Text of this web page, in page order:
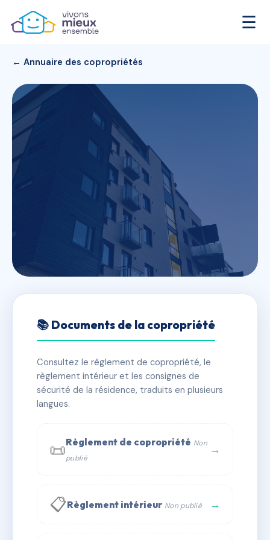
☰
← Annuaire des copropriétés
LE CEDRE
✓ Immatriculée 🏠 19 lots 🏗 1 bâtiment(s)
📞 Contacter Syndic Digital
📚 Documents de la copropriété
Consultez le règlement de copropriété, le
règlement intérieur et les consignes de
sécurité de la résidence, traduits en plusieurs
langues.
📜Règlement de copropriété Non
publié
→
📋Règlement intérieur Non publié →